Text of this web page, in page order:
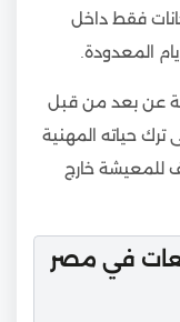
فقط داخل
المعدودة.
عن بعد من قبل
ترك حياته المهنية
للمعيشة خارج
في مصر